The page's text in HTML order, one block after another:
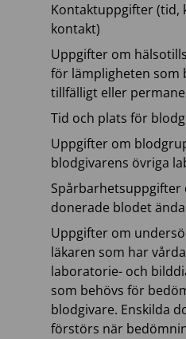
Kontaktuppgifter (tid,
kontakt)
Uppgifter om
för lämpligheten som
tillfälligt eller
Tid och plats för
Uppgifter om
blodgivarens övriga
donerade blodet
Uppgifter om
läkaren som har
laboratorie- och
som behövs för
blodgivare. Enskilda
förstörs när